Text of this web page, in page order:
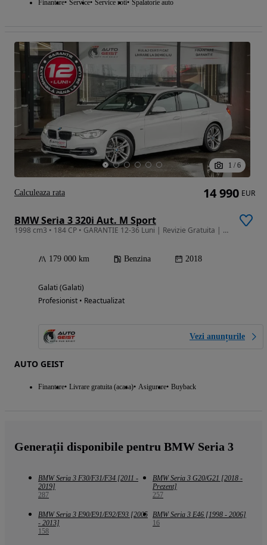
Finantare Service Service roti Spalatorie auto
1 / 6
BMW Seria 3 320i Aut. M Sport
1998 cm3 • 184 CP • GARANTIE 12-36 Luni | Revizie Gratuita | Finantare | Rulaj Certificat
179 000 km Benzina 2018
Galati (Galati)
Profesionist • Reactualizat
Vezi anunțurile
AUTO GEIST
Finantare Livrare gratuita (acasa) Asigurare Buyback
14 990 EUR
Calculeaza rata
Generații disponibile pentru BMW Seria 3
BMW Seria 3 F30/F31/F34 [2011 -
2019]
287
BMW Seria 3 G20/G21 [2018 -
Prezent]
257
BMW Seria 3 E90/E91/E92/E93 [2005
- 2013]
158
BMW Seria 3 E46 [1998 - 2006]
16